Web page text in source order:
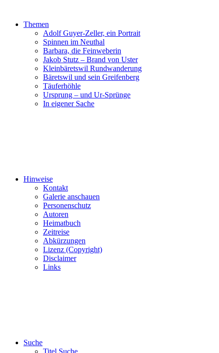
Themen
Adolf Guyer-Zeller, ein Portrait
Spinnen im Neuthal
Barbara, die Feinweberin
Jakob Stutz – Brand von Uster
Kleinbäretswil Rundwanderung
Bäretswil und sein Greifenberg
Täuferhöhle
Ursprung – und Ur-Sprünge
In eigener Sache
Hinweise
Kontakt
Galerie anschauen
Personenschutz
Autoren
Heimatbuch
Zeitreise
Abkürzungen
Lizenz (Copyright)
Disclaimer
Links
Suche
Titel Suche